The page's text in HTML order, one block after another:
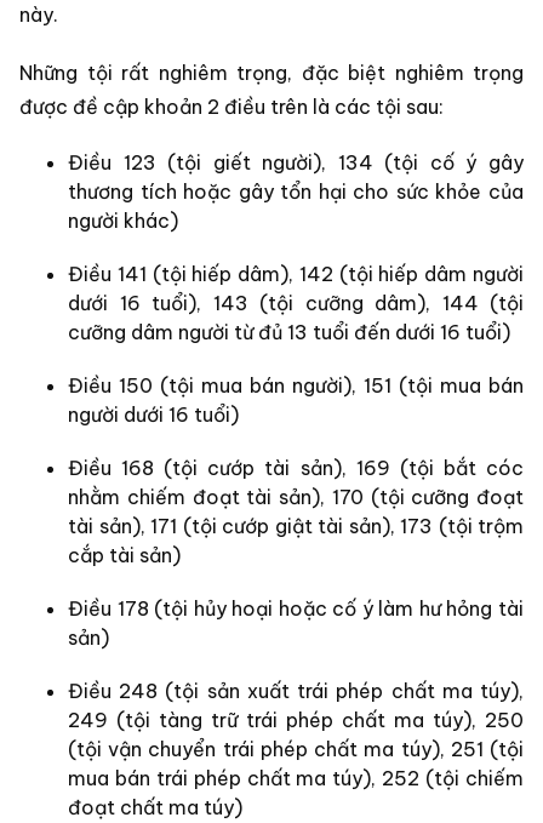
này.
Những tội rất nghiêm trọng, đặc biệt nghiêm trọng
được đề cập khoản 2 điều trên là các tội sau:
Điều 123 (tội giết người), 134 (tội cố ý gây
thương tích hoặc gây tổn hại cho sức khỏe của
người khác)
Điều 141 (tội hiếp dâm), 142 (tội hiếp dâm người
dưới 16 tuổi), 143 (tội cưỡng dâm), 144 (tội
cưỡng dâm người từ đủ 13 tuổi đến dưới 16 tuổi)
Điều 150 (tội mua bán người), 151 (tội mua bán
người dưới 16 tuổi)
Điều 168 (tội cướp tài sản), 169 (tội bắt cóc
nhằm chiếm đoạt tài sản), 170 (tội cưỡng đoạt
tài sản), 171 (tội cướp giật tài sản), 173 (tội trộm
cắp tài sản)
Điều 178 (tội hủy hoại hoặc cố ý làm hư hỏng tài
sản)
Điều 248 (tội sản xuất trái phép chất ma túy),
249 (tội tàng trữ trái phép chất ma túy), 250
(tội vận chuyển trái phép chất ma túy), 251 (tội
mua bán trái phép chất ma túy), 252 (tội chiếm
đoạt chất ma túy)